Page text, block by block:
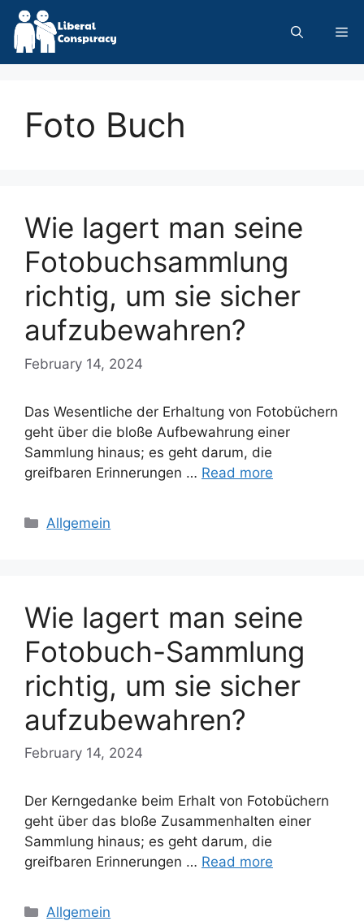
Skip
content
Foto Buch
Wie lagert man seine
Fotobuchsammlung
richtig, um sie sicher
aufzubewahren?
February 14, 2024
Das Wesentliche der Erhaltung von Fotobüchern
geht über die bloße Aufbewahrung einer
Sammlung hinaus; es geht darum, die
greifbaren Erinnerungen … Read more
Categories
Allgemein
Wie lagert man seine
Fotobuch-Sammlung
richtig, um sie sicher
aufzubewahren?
February 14, 2024
Der Kerngedanke beim Erhalt von Fotobüchern
geht über das bloße Zusammenhalten einer
Sammlung hinaus; es geht darum, die
greifbaren Erinnerungen … Read more
Categories
Allgemein